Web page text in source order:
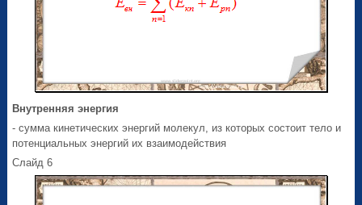
Внутренняя энергия
- сумма кинетических энергий молекул, из которых состоит тело и
потенциальных энергий их взаимодействия
Слайд 6